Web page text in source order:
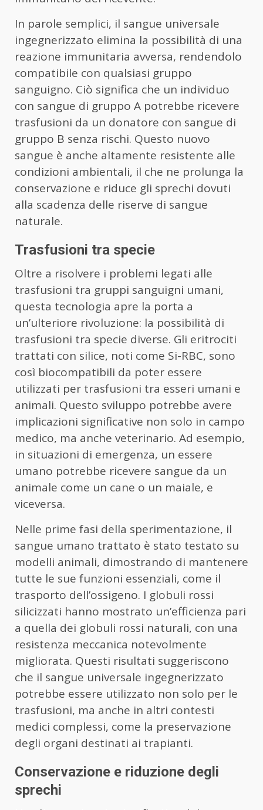
In parole semplici, il sangue universale
ingegnerizzato elimina la possibilità di una
reazione immunitaria avversa, rendendolo
compatibile con qualsiasi gruppo
sanguigno. Ciò significa che un individuo
con sangue di gruppo A potrebbe ricevere
trasfusioni da un donatore con sangue di
gruppo B senza rischi. Questo nuovo
sangue è anche altamente resistente alle
condizioni ambientali, il che ne prolunga la
conservazione e riduce gli sprechi dovuti
alla scadenza delle riserve di sangue
naturale.
Trasfusioni tra specie
Oltre a risolvere i problemi legati alle
trasfusioni tra gruppi sanguigni umani,
questa tecnologia apre la porta a
un’ulteriore rivoluzione: la possibilità di
trasfusioni tra specie diverse. Gli eritrociti
trattati con silice, noti come Si-RBC, sono
così biocompatibili da poter essere
utilizzati per trasfusioni tra esseri umani e
animali. Questo sviluppo potrebbe avere
implicazioni significative non solo in campo
medico, ma anche veterinario. Ad esempio,
in situazioni di emergenza, un essere
umano potrebbe ricevere sangue da un
animale come un cane o un maiale, e
viceversa.
Nelle prime fasi della sperimentazione, il
sangue umano trattato è stato testato su
modelli animali, dimostrando di mantenere
tutte le sue funzioni essenziali, come il
trasporto dell’ossigeno. I globuli rossi
silicizzati hanno mostrato un’efficienza pari
a quella dei globuli rossi naturali, con una
resistenza meccanica notevolmente
migliorata. Questi risultati suggeriscono
che il sangue universale ingegnerizzato
potrebbe essere utilizzato non solo per le
trasfusioni, ma anche in altri contesti
medici complessi, come la preservazione
degli organi destinati ai trapianti.
Conservazione e riduzione degli
sprechi